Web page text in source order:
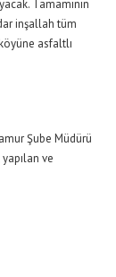
Tamamının
inşallah tüm
asfaltlı
Şube Müdürü
ve